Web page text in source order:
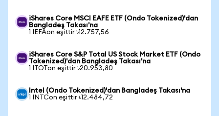
iShares Core MSCI EAFE ETF (Ondo Tokenized)'dan
Bangladeş Takası'na
1 IEFAon eşittir ৳12.757,56
iShares Core S&P Total US Stock Market ETF (Ondo
Tokenized)'dan Bangladeş Takası'na
1 ITOTon eşittir ৳20.953,80
Intel (Ondo Tokenized)'dan Bangladeş Takası'na
1 INTCon eşittir ৳12.484,72